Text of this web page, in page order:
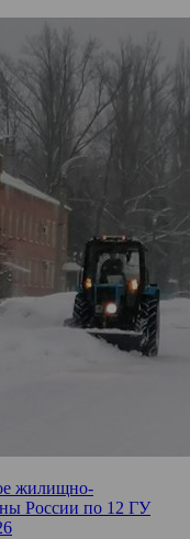
жилищно-
России по 12 ГУ